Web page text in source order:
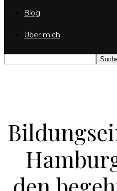
Blog
Über mich